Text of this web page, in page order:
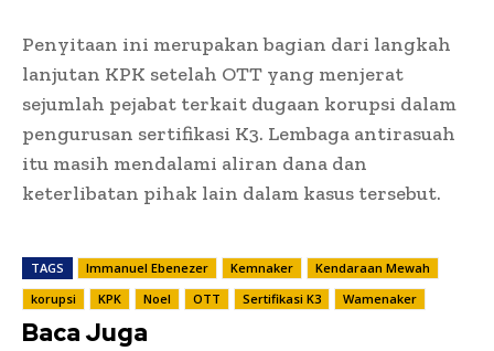
Penyitaan ini merupakan bagian dari langkah
lanjutan KPK setelah OTT yang menjerat
sejumlah pejabat terkait dugaan korupsi dalam
pengurusan sertifikasi K3. Lembaga antirasuah
itu masih mendalami aliran dana dan
keterlibatan pihak lain dalam kasus tersebut.
TAGS Immanuel Ebenezer Kemnaker
Kendaraan Mewah
korupsi
KPK Noel OTT Sertifikasi K3 Wamenaker
Baca Juga